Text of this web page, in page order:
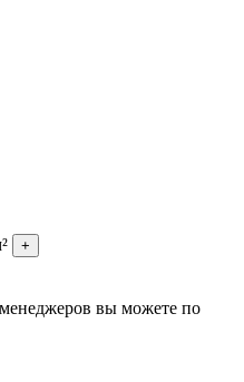
+
вы можете по